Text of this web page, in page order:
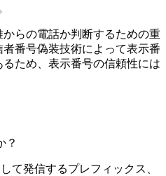
らの電話か判断するための重
番号偽装技術によって表示番
ため、表示番号の信頼性には
？
て発信するプレフィックス、